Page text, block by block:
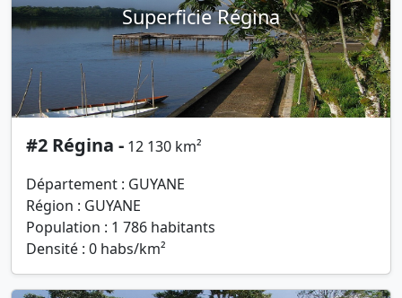
Superficie Régina
#2 Régina - 12 130 km²
Département : GUYANE
Région : GUYANE
Population : 1 786 habitants
Densité : 0 habs/km²